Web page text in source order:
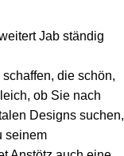
Jab ständig
die schön,
ob Sie nach
Designs suchen,
seinem